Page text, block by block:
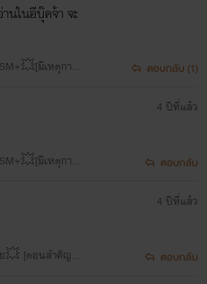
นในอีบุ๊คจ้า จะ
มีเหตุการ
ตอบกลับ (1)
มีเหตุการ
4 ปีที่แล้ว
ตอบกลับ
💥 [ตอนสำคัญ
4 ปีที่แล้ว
ตอบกลับ